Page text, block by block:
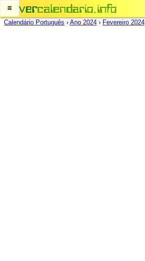
≡
Calendário Português › Ano 2024 › Fevereiro 2024